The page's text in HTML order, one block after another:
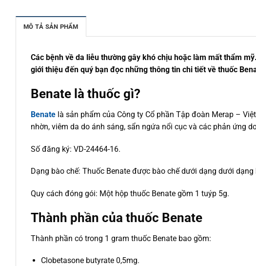
MÔ TẢ SẢN PHẨM
Các bệnh về da liễu thường gây khó chịu hoặc làm mất thẩm
giới thiệu đến quý bạn đọc những thông tin chi tiết về thuốc
Benate là thuốc gì?
Benate là sản phẩm của Công ty Cổ phần Tập đoàn Merap –
nhờn, viêm da do ánh sáng, sẩn ngứa nổi cục và các phản ứng
Số đăng ký: VD-24464-16.
Dạng bào chế: Thuốc Benate được bào chế dưới dạng dưới
Quy cách đóng gói: Một hộp thuốc Benate gồm 1 tuýp 5g.
Thành phần của thuốc Benate
Thành phần có trong 1 gram thuốc Benate bao gồm:
Clobetasone butyrate 0,5mg.